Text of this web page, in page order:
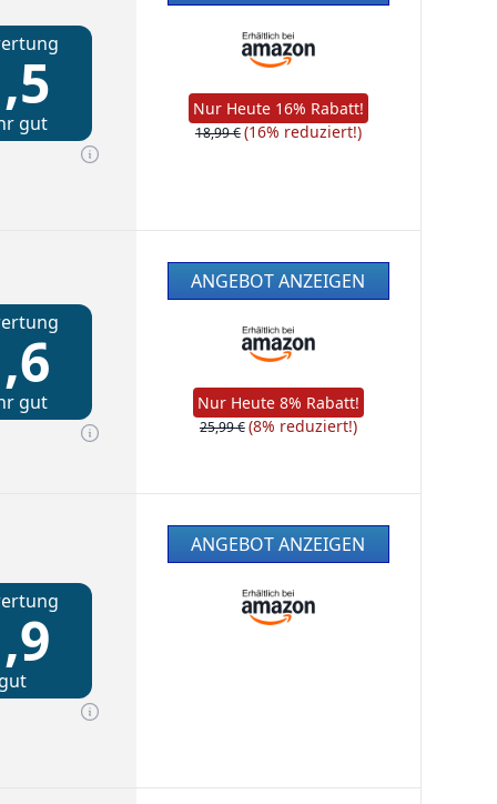
gut
Nur Heute 16% Rabatt!
18,99 €(16% reduziert!)
gut
ANGEBOT ANZEIGEN
Nur Heute 8% Rabatt!
25,99 €(8% reduziert!)
gut
ANGEBOT ANZEIGEN